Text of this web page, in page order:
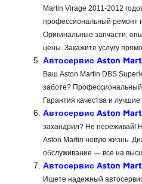
Martin Virage 2011-2012
профессиональный ремонт и
Оригинальные запчасти,
цены. Закажите услугу
Автосервис Aston
Ваш Aston Martin DBS
заботе?
Гарантия качества и
Автосервис Aston
захандрил? Не переживай!
Aston Martin новую жизнь.
обслуживание — все на
Автосервис Aston
Ищете надежный